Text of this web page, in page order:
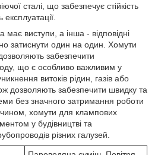
сталі, що забезпечує стійкість
експлуатації.
виступи, а інша - відповідні
затиснути один на один. Хомути
забезпечити
що є особливо важливим у
витоків рідин, газів або
дозволяють забезпечити швидку та
без значного затримання роботи
хомути для клампових
у будівництві та
різних галузей.